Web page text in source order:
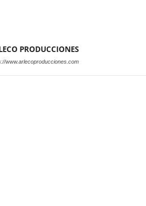
PRODUCCIONES
www.arlecoproducciones.com